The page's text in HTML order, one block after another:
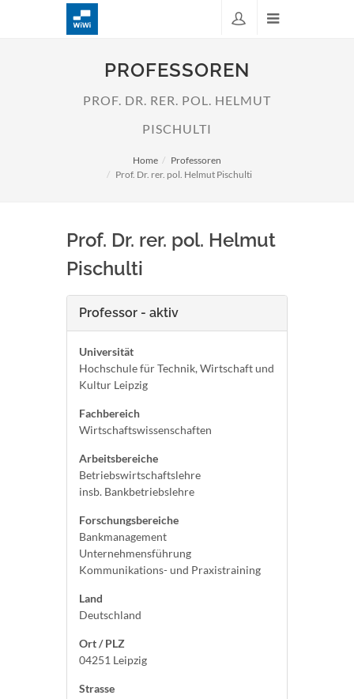
PROFESSOREN
PROF. DR. RER. POL. HELMUT
PISCHULTI
Home
Professoren
Prof. Dr. rer. pol. Helmut Pischulti
Prof. Dr. rer. pol. Helmut
Pischulti
Professor - aktiv
Universität
Hochschule für Technik, Wirtschaft und
Kultur Leipzig
Fachbereich
Wirtschaftswissenschaften
Arbeitsbereiche
Betriebswirtschaftslehre
insb. Bankbetriebslehre
Forschungsbereiche
Bankmanagement
Unternehmensführung
Kommunikations- und Praxistraining
Land
Deutschland
Ort / PLZ
04251 Leipzig
Strasse